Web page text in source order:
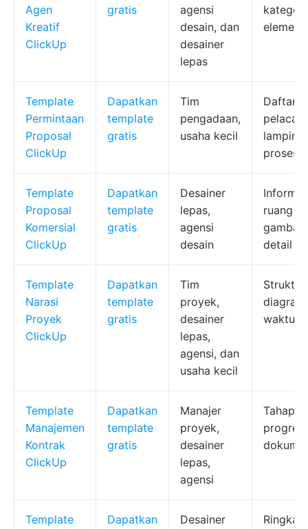
Agen
Kreatif
ClickUp
gratis
agensi
desain, dan
desainer
lepas
elemen
Template
Permintaan
Proposal
ClickUp
Dapatkan
template
gratis
Tim
pengadaan,
usaha kecil
Daftar
proses
Template
Proposal
Komersial
ClickUp
Dapatkan
template
gratis
Desainer
lepas,
agensi
desain
ruang
detail
Template
Narasi
Proyek
ClickUp
Dapatkan
template
gratis
Tim
proyek,
desainer
lepas,
agensi, dan
usaha kecil
waktu,
Template
Manajemen
Kontrak
ClickUp
Dapatkan
template
gratis
Manajer
proyek,
desainer
lepas,
agensi
Template
Dapatkan
Desainer